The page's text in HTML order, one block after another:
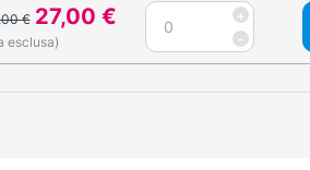
€ Il
prezzo
originale
27,00 €Il
prezzo
attuale
esclusa) -
Organizzatore
lunghezza
cm
+